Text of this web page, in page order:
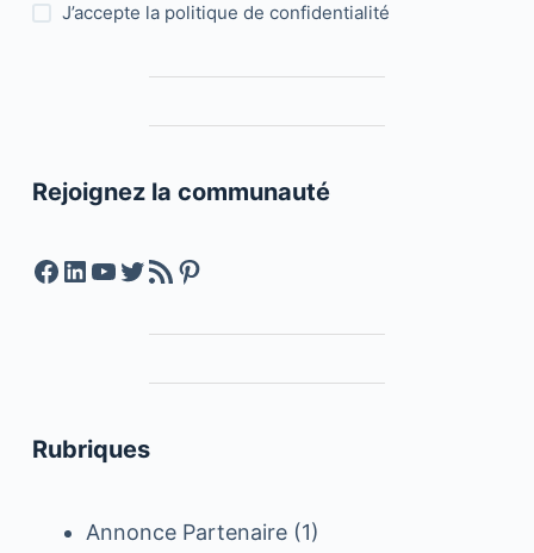
J’accepte la politique de confidentialité
Rejoignez la communauté
Facebook
LinkedIn
YouTube
Twitter
Feed RSSPinterest
Rubriques
Annonce Partenaire(1)